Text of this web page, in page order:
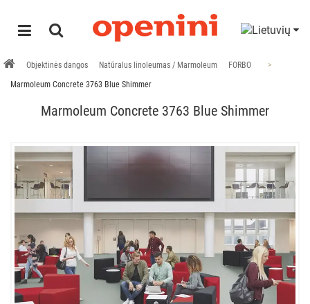
Objektinės dangos Natūralus linoleumas / Marmoleum
FORBO
Marmoleum Concrete 3763 Blue Shimmer
Marmoleum Concrete 3763 Blue Shimmer